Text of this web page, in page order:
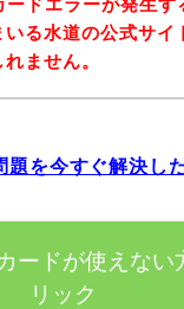
ドエラーが発生す
る水道の公式サイ
ません。
を今すぐ解決し
ードが使えない
リック